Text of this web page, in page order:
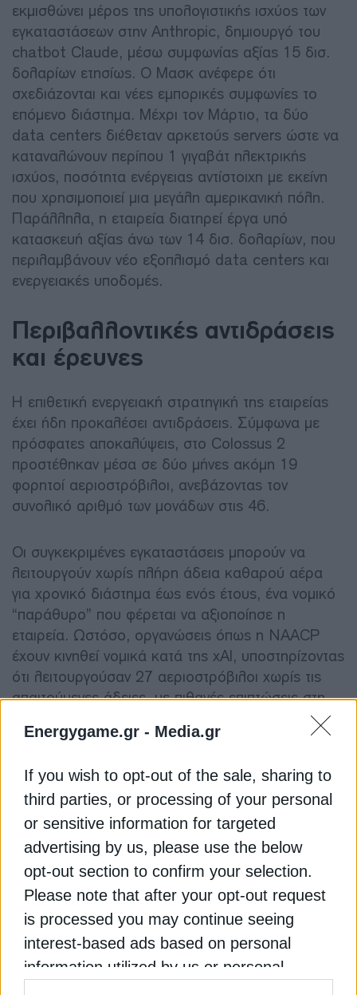
Energygame.gr - Media.gr
If you wish to opt-out of the sale, sharing to
third parties, or processing of your personal
or sensitive information for targeted
advertising by us, please use the below
opt-out section to confirm your selection.
Please note that after your opt-out request
is processed you may continue seeing
interest-based ads based on personal
information utilized by us or personal
εκμισθώνει μέρος της υπολογιστικής ισχύος των
εγκαταστάσεων στην Anthropic, δημιουργό του
chatbot Claude, μέσω συμφωνίας αξίας 15 δισ.
δολαρίων ετησίως. Ο Μασκ ανέφερε ότι
σχεδιάζονται και νέες εμπορικές συμφωνίες το
επόμενο διάστημα. Μέχρι τον Μάρτιο, τα δύο
data centers διέθεταν αρκετούς servers ώστε να
καταναλώνουν περίπου 1 γιγαβάτ ηλεκτρικής
ισχύος, ποσότητα ενέργειας αντίστοιχη με εκείνη
που χρησιμοποιεί μια μεγάλη αμερικανική πόλη.
Παράλληλα, η εταιρεία διατηρεί έργα υπό
κατασκευή αξίας άνω των 14 δισ. δολαρίων, που
περιλαμβάνουν νέο εξοπλισμό data centers και
ενεργειακές υποδομές.
Περιβαλλοντικές αντιδράσεις
και έρευνες
Η επιθετική ενεργειακή στρατηγική της εταιρείας
έχει ήδη προκαλέσει αντιδράσεις. Σύμφωνα με
πρόσφατες αποκαλύψεις, στο Colossus 2
προστέθηκαν μέσα σε δύο μήνες ακόμη 19
φορητοί αεριοστρόβιλοι, ανεβάζοντας τον
συνολικό αριθμό των μονάδων στις 46.
Οι συγκεκριμένες εγκαταστάσεις μπορούν να
λειτουργούν χωρίς πλήρη άδεια καθαρού αέρα
για χρονικό διάστημα έως ενός έτους, ένα νομικό
“παράθυρο” που φέρεται να αξιοποίησε η
εταιρεία. Ωστόσο, οργανώσεις όπως η NAACP
έχουν κινηθεί νομικά κατά της xAI, υποστηρίζοντας
ότι λειτουργούσαν 27 αεριοστρόβιλοι χωρίς τις
απαιτούμενες άδειες, με πιθανές επιπτώσεις στη
αντιδράσεις, η SpaceX φαίνεται αποφασισμένη να
της τεχνητής νοημοσύνης και του cloud
computing, σε μια περίοδο όπου ο ανταγωνισμός
για υπολογιστική ισχύ και ενεργειακούς πόρους
εντείνεται παγκοσμίως.
Διαβάστε ακόμη
Φον ντερ Λάιεν: Καθαρές τεχνολογίες “Made in
Europe” για ισχυρότερη ευρωπαϊκή βιομηχανία